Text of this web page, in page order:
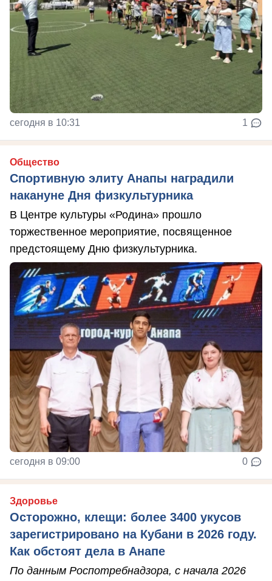
сегодня в 10:31 1
Общество
Спортивную элиту Анапы наградили
накануне Дня физкультурника
В Центре культуры «Родина» прошло
торжественное мероприятие, посвященное
предстоящему Дню физкультурника.
сегодня в 09:00 0
Здоровье
Осторожно, клещи: более 3400 укусов
зарегистрировано на Кубани в 2026 году.
Как обстоят дела в Анапе
По данным Роспотребнадзора, с начала 2026